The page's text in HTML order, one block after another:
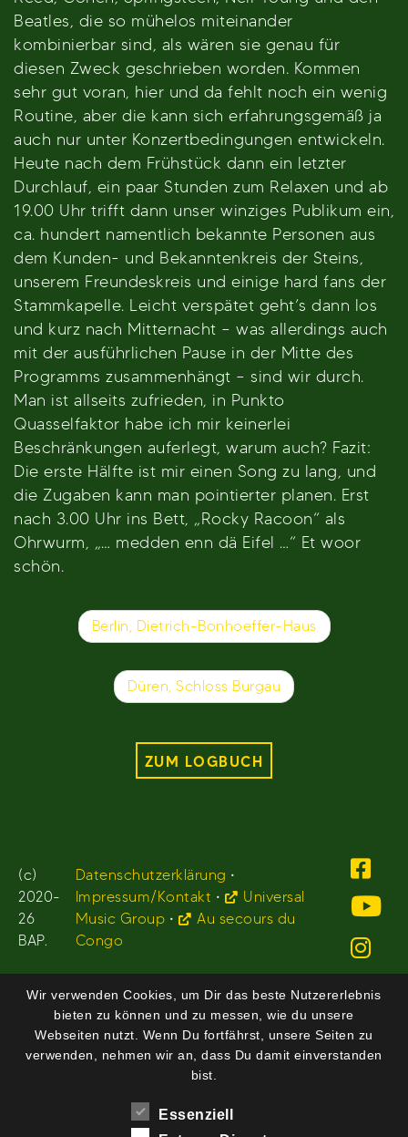
Beatles, die so mühelos miteinander
kombinierbar sind, als wären sie genau für
diesen Zweck geschrieben worden. Kommen
sehr gut voran, hier und da fehlt noch ein wenig
Routine, aber die kann sich erfahrungsgemäß ja
auch nur unter Konzertbedingungen entwickeln.
Heute nach dem Frühstück dann ein letzter
Durchlauf, ein paar Stunden zum Relaxen und ab
19.00 Uhr trifft dann unser winziges Publikum ein,
ca. hundert namentlich bekannte Personen aus
dem Kunden- und Bekanntenkreis der Steins,
unserem Freundeskreis und einige hard fans der
Stammkapelle. Leicht verspätet geht’s dann los
und kurz nach Mitternacht – was allerdings auch
mit der ausführlichen Pause in der Mitte des
Programms zusammenhängt – sind wir durch.
Man ist allseits zufrieden, in Punkto
Quasselfaktor habe ich mir keinerlei
Beschränkungen auferlegt, warum auch? Fazit:
Die erste Hälfte ist mir einen Song zu lang, und
die Zugaben kann man pointierter planen. Erst
nach 3.00 Uhr ins Bett, „Rocky Racoon“ als
Ohrwurm, „… medden enn dä Eifel …“ Et woor
schön.
Beitragsnavigation
Berlin, Dietrich-Bonhoeffer-Haus
Düren, Schloss Burgau
ZUM LOGBUCH
(c)
2020-
26
BAP.
Datenschutzerklärung •
Impressum/Kontakt •
Universal
Music Group •
Au secours du
Congo
Wir verwenden Cookies, um Dir das beste Nutzererlebnis
bieten zu können und zu messen, wie du unsere
Webseiten nutzt. Wenn Du fortfährst, unsere Seiten zu
verwenden, nehmen wir an, dass Du damit einverstanden
bist.
Essenziell